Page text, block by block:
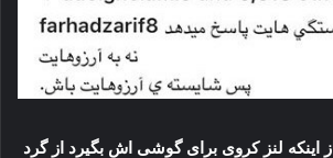
اینکه لنز کروی برای گوشی اش بگیرد از گرد